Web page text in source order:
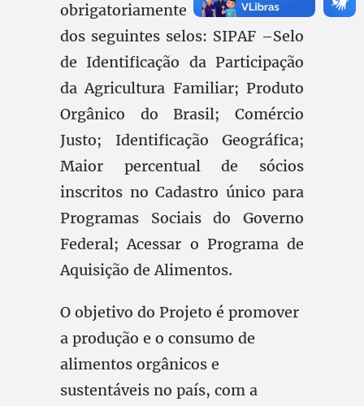
obrigatoriamente um ou mais
dos seguintes selos: SIPAF –Selo
de Identificação da Participação
da Agricultura Familiar; Produto
Orgânico do Brasil; Comércio
Justo; Identificação Geográfica;
Maior percentual de sócios
inscritos no Cadastro único para
Programas Sociais do Governo
Federal; Acessar o Programa de
Aquisição de Alimentos.
O objetivo do Projeto é promover
a produção e o consumo de
alimentos orgânicos e
sustentáveis no país, com a